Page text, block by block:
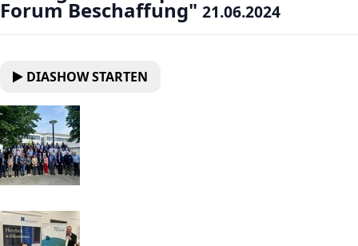
Forum Beschaffung" 21.06.2024
DIASHOW STARTEN